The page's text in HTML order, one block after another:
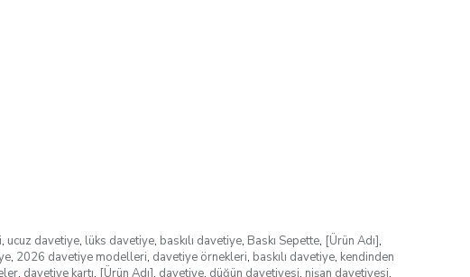
, ucuz davetiye, lüks davetiye, baskılı davetiye, Baskı Sepette, [Ürün Adı],
, 2026 davetiye modelleri, davetiye örnekleri, baskılı davetiye, kendinden
, davetiye kartı, [Ürün Adı], davetiye, düğün davetiyesi, nişan davetiyesi,